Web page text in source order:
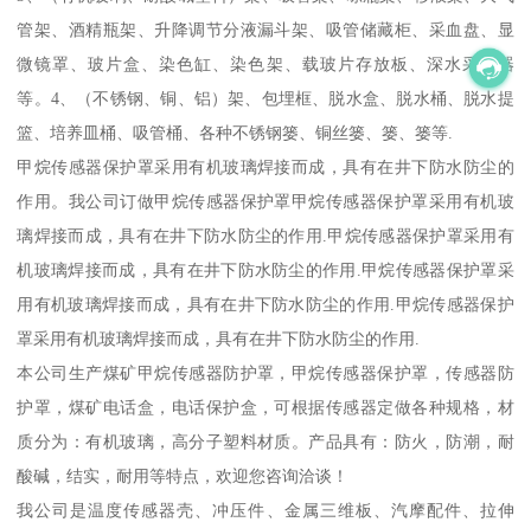
管架、酒精瓶架、升降调节分液漏斗架、吸管储藏柜、采血盘、显
微镜罩、玻片盒、染色缸、染色架、载玻片存放板、深水采样器
等。4、（不锈钢、铜、铝）架、包埋框、脱水盒、脱水桶、脱水提
篮、培养皿桶、吸管桶、各种不锈钢篓、铜丝篓、篓、篓等.
甲烷传感器保护罩采用有机玻璃焊接而成，具有在井下防水防尘的
作用。我公司订做甲烷传感器保护罩甲烷传感器保护罩采用有机玻
璃焊接而成，具有在井下防水防尘的作用.甲烷传感器保护罩采用有
机玻璃焊接而成，具有在井下防水防尘的作用.甲烷传感器保护罩采
用有机玻璃焊接而成，具有在井下防水防尘的作用.甲烷传感器保护
罩采用有机玻璃焊接而成，具有在井下防水防尘的作用.
本公司生产煤矿甲烷传感器防护罩，甲烷传感器保护罩，传感器防
护罩，煤矿电话盒，电话保护盒，可根据传感器定做各种规格，材
质分为：有机玻璃，高分子塑料材质。产品具有：防火，防潮，耐
酸碱，结实，耐用等特点，欢迎您咨询洽谈！
我公司是温度传感器壳、冲压件、金属三维板、汽摩配件、拉伸